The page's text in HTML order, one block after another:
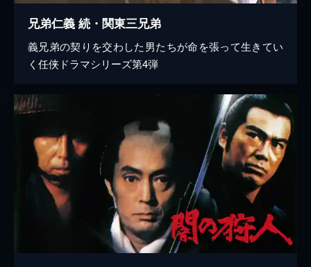
兄弟仁義 続・関東三兄弟
義兄弟の契りを交わした男たちが命を張って生きてい
く任侠ドラマシリーズ第4弾